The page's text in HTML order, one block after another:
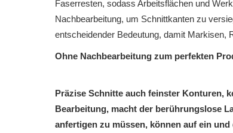
Faserresten, sodass Arbeitsflächen und
Nachbearbeitung, um Schnittkanten zu
entscheidender Bedeutung, damit Markisen,
Ohne Nachbearbeitung zum perfekten
Präzise Schnitte auch feinster Konturen,
Bearbeitung, macht der berührungslose
anfertigen zu müssen, können auf ein